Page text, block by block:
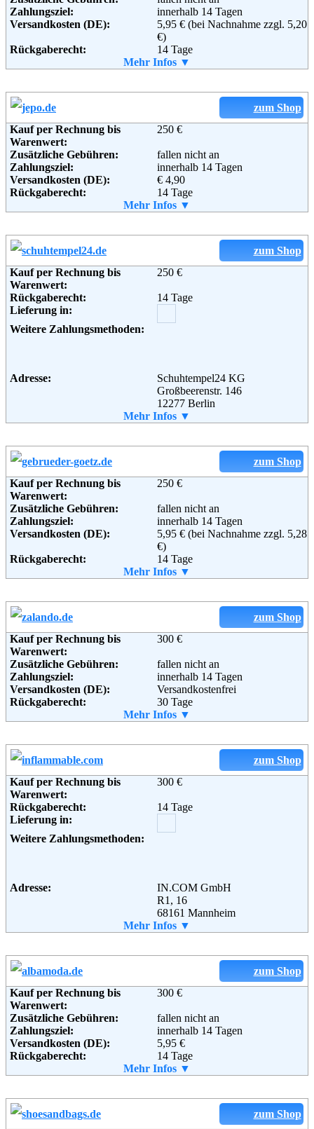
Zahlungsziel:
innerhalb 14 Tagen
Versandkosten (DE):
5,95 € (bei Nachnahme zzgl. 5,20
€)
Rückgaberecht:
14 Tage
Ja, ab einem Warenwert von 40 €.
Weitere Zahlungsmethoden:
Adresse:
Happy Size Versand GmbH &
Co. KG
Hanauer Landstraße 523
60386 Frankfurt
01805 - 20 22 90
Soziale Kanäle:
Weiterführende
Informationen:
AGB
Mehr Infos ▼
zum Shop
Kauf per Rechnung bis
Warenwert:
250 €
Zusätzliche Gebühren:
fallen nicht an
Zahlungsziel:
innerhalb 14 Tagen
Versandkosten (DE):
€ 4,90
Rückgaberecht:
14 Tage
Nein
Weitere Zahlungsmethoden:
Adresse:
4 Fashion24 GmbH
41061 Mönchengladbach
Telefon:
Soziale Kanäle:
Weiterführende
AGB
Mehr Infos ▼
zum Shop
Kauf per Rechnung bis
Warenwert:
250 €
Rückgaberecht:
14 Tage
Lieferung in:
Weitere Zahlungsmethoden:
Adresse:
Schuhtempel24 KG
Großbeerenstr. 146
12277 Berlin
030 / 74 30 48 68 0
Soziale Kanäle:
Weiterführende
Informationen:
AGB
Mehr Infos ▼
zum Shop
Kauf per Rechnung bis
Warenwert:
250 €
Zusätzliche Gebühren:
fallen nicht an
Zahlungsziel:
innerhalb 14 Tagen
Versandkosten (DE):
5,95 € (bei Nachnahme zzgl. 5,28
€)
Rückgaberecht:
14 Tage
Ja
Weitere Zahlungsmethoden:
Adresse:
gebrüder götz GmbH & Co. KG
Otto-Hahn-Str. 7
97080 Würzburg
Telefon:
+49 (0) 931 9050
+49 (0) 931 905 100
Informationen:
Mehr Infos ▼
zum Shop
Kauf per Rechnung bis
Warenwert:
300 €
Zusätzliche Gebühren:
fallen nicht an
Zahlungsziel:
innerhalb 14 Tagen
Versandkosten (DE):
Versandkostenfrei
Rückgaberecht:
30 Tage
Ja
Weitere Zahlungsmethoden:
Adresse:
Zalando AG
10437 Berlin
Telefon:
Fax:
+49 (0) 30 2759 46 93
Email:
Blog,AGB
Mehr Infos ▼
zum Shop
Kauf per Rechnung bis
Warenwert:
300 €
Rückgaberecht:
14 Tage
Lieferung in:
Weitere Zahlungsmethoden:
Adresse:
IN.COM GmbH
R1, 16
68161 Mannheim
01805 822823
Soziale Kanäle:
Weiterführende
Informationen:
Mehr Infos ▼
zum Shop
Kauf per Rechnung bis
Warenwert:
300 €
Zusätzliche Gebühren:
fallen nicht an
Zahlungsziel:
innerhalb 14 Tagen
Versandkosten (DE):
5,95 €
Rückgaberecht:
14 Tage
Ja
Weitere Zahlungsmethoden:
Mehr Infos ▼
zum Shop